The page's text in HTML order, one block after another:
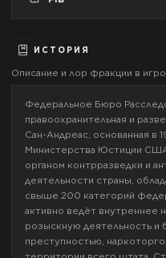
ИСТОРИЯ
Описание и лор фракции в
Федеральное Бюро
правоохранительная и
Сан-Андреас, основанная в
Министерства Юстиции
органом контрразведки и
деятельности страны,
свыше 200 категорий
активно ведёт внутреннее
розыскную деятельность и
преступностью,